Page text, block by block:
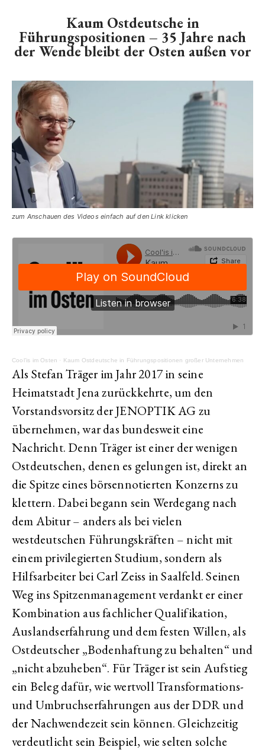
Kaum Ostdeutsche in
Führungspositionen – 35 Jahre nach
der Wende bleibt der Osten außen vor
zum Anschauen des Videos einfach auf den Link klicken
Cool’is im Osten · Kaum Ostdeutsche in Führungspositionen großer Unternehmen
Als Stef­an Trä­ger im Jahr 2017 in seine
Heimatstadt Jena zurückkehrte, um den
Vorstandsvorsitz der JENOPTIK AG zu
übernehmen, war das bundesweit eine
Nachricht. Denn Träger ist einer der wenigen
Ostdeutschen, denen es gelungen ist, direkt an
die Spitze eines börsennotierten Konzerns zu
klettern. Dabei begann sein Werdegang nach
dem Abitur – anders als bei vielen
westdeutschen Führungskräften – nicht mit
einem privilegierten Studium, sondern als
Hilfsarbeiter bei Carl Zeiss in Saalfeld. Seinen
Weg ins Spitzenmanagement verdankt er einer
Kombination aus fachlicher Qualifikation,
Auslandserfahrung und dem festen Willen, als
Ostdeutscher „Bodenhaftung zu behalten“ und
„nicht abzuheben“. Für Träger ist sein Aufstieg
ein Beleg dafür, wie wertvoll Transformations-
und Umbruchserfahrungen aus der DDR und
der Nachwendezeit sein können. Gleichzeitig
verdeutlicht sein Beispiel, wie selten solche